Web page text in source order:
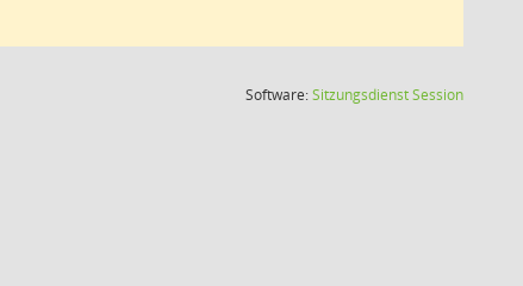
Software:SitzungsdienstSession(Wird in